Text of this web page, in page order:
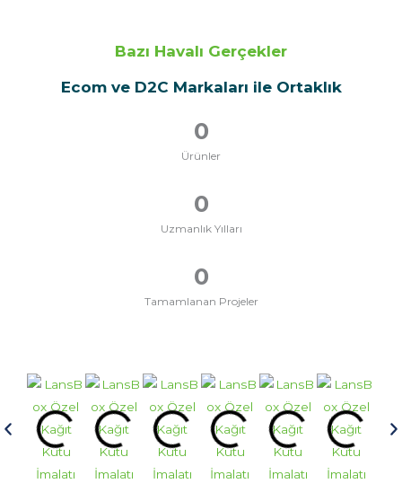
Bazı Havalı Gerçekler
Ecom ve D2C Markaları ile Ortaklık
Ürünler
0
Uzmanlık Yılları
0
Tamamlanan Projeler
0